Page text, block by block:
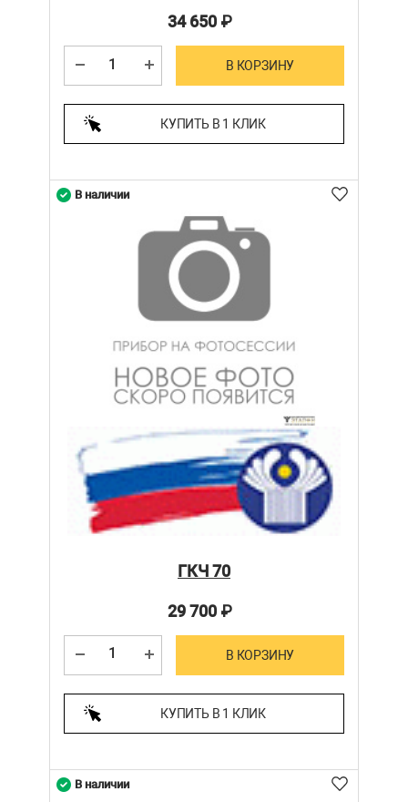
34 650₽
В КОРЗИНУ
КУПИТЬ В 1 КЛИК
ГКЧ 70
29 700₽
В КОРЗИНУ
КУПИТЬ В 1 КЛИК
В наличии
В наличии